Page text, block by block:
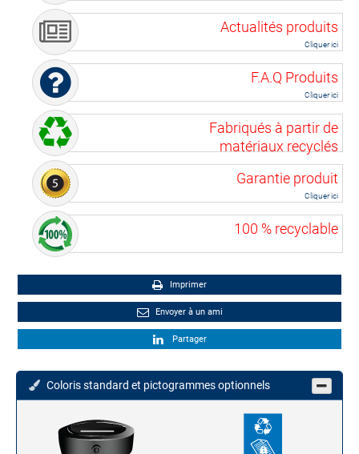
Actualités produits
Cliquer ici
F.A.Q Produits
Cliquer ici
Fabriqués à partir de
matériaux recyclés
Garantie produit
Cliquer ici
100 % recyclable
Imprimer
Envoyer à un ami
Partager
Coloris standard et pictogrammes optionnels